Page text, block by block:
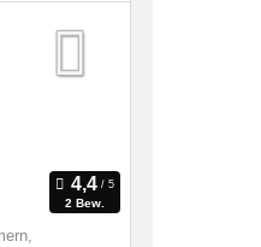
2 Bew.